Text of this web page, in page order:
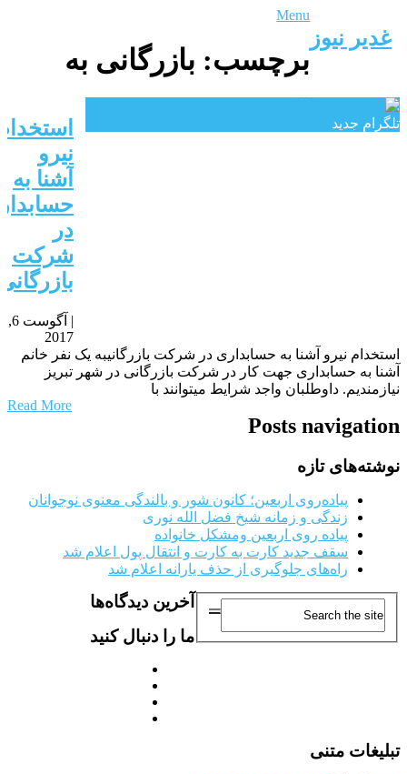
غدیر نیوز
Menu
برچسب: بازرگانی به
تلگرام جدید
نیرو
آشنا به
در
شرکت
|
آگوست 6,
2017
استخدام نیرو آشنا به حسابداری در شرکت بازرگانیبه یک نفر خانم
آشنا به حسابداری جهت کار در شرکت بازرگانی در شهر تبریز
نیازمندیم. داوطلبان واجد شرایط میتوانند با
Read More
Posts navigation
نوشته‌های تازه
پیاده‌روی اربعین؛ کانون شور و بالندگی معنوی نوجوانان
زندگی و زمانه شیخ فضل الله نوری
پیاده روی اربعین ومشکل خانواده
سقف جدید کارت به کارت و انتقال پول اعلام شد
راه‌های جلوگیری از حذف یارانه اعلام شد
آخرین دیدگاه‌ها
ما را دنبال کنید
تبلیغات متنی